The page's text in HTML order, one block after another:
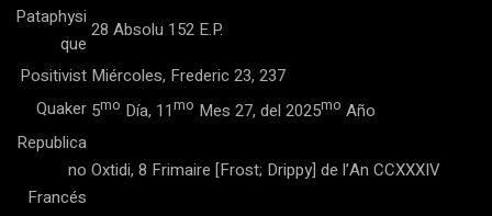
Pataphysi
que
28 Absolu 152 E.P.
Positivist Miércoles, Frederic 23, 237
Quaker 5mo Día, 11mo Mes 27, del 2025mo Año
Republica
no
Francés
Oxtidi, 8 Frimaire [Frost; Drippy] de l’An CCXXXIV